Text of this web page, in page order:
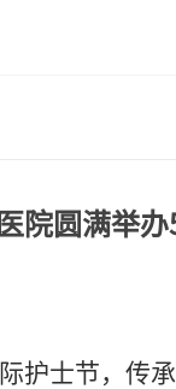
院圆满举
护士节，传